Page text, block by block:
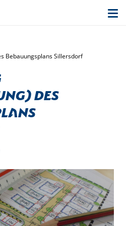
Bebauungsplans Sillersdorf
des